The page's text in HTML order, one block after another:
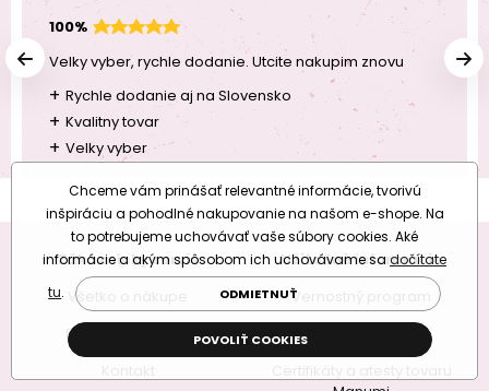
100%
Velky vyber, rychle dodanie. Utcite nakupim znovu
+ Rychle dodanie aj na Slovensko
+ Kvalitny tovar
+ Velky vyber
Zákaznícky servis
Všetko o nákupe
Doprava a platba
Užitočné informácie
Vernostný program
Chceme vám prinášať relevantné informácie, tvorivú
inšpiráciu a pohodlné nakupovanie na našom e-shope. Na
to potrebujeme uchovávať vaše súbory cookies. Aké
informácie a akým spôsobom ich uchovávame sadočítate
tu. ODMIETNUŤ
POVOLIŤ COOKIES